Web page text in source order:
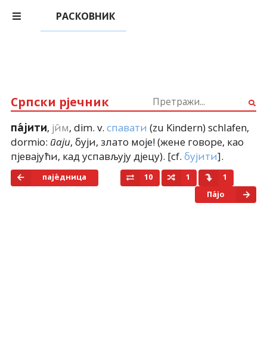
РАСКОВНИК
Српски рјечник
па́јити, ји̑м,dim.v. спавати (zu Kindern) schlafen,
dormio: паји, буји, злато моје!(жене говоре, као
пјевајући, кад успављују дјецу). [cf. бујити].
паје́дница 10 1 1
Па́јо